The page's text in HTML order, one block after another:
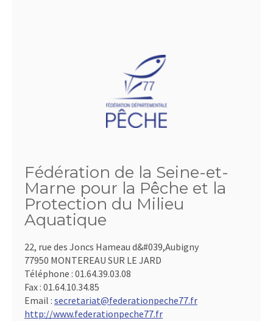
Fédération de la Seine-et-
Marne pour la Pêche et la
Protection du Milieu
Aquatique
22, rue des Joncs Hameau d&#039,Aubigny
77950 MONTEREAU SUR LE JARD
Téléphone : 01.64.39.03.08
Fax : 01.64.10.34.85
Email : secretariat@federationpeche77.fr
http://www.federationpeche77.fr